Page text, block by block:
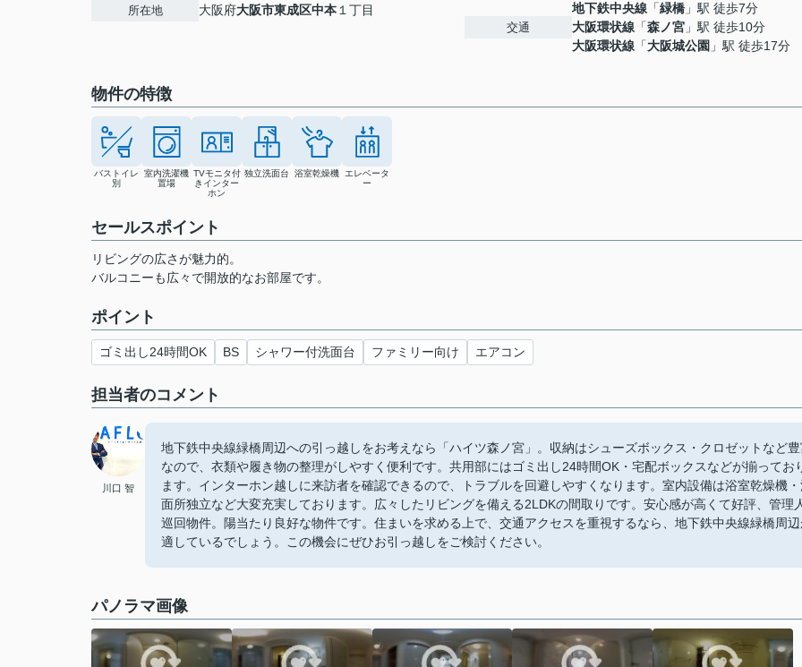
所在地 大阪府大阪市東成区中本 １丁目
交通
地下鉄中央線 「緑橋 」駅 徒歩7分
大阪環状線 「森ノ宮 」駅 徒歩10分
大阪環状線 「大阪城公園 」駅 徒歩17分
物件の特徴
バストイレ
別
室内洗濯機
置場
TVモニタ付
きインター
ホン
独立洗面台 浴室乾燥機
エレベータ
ー
セールスポイント
リビングの広さが魅力的。
バルコニーも広々で開放的なお部屋です。
ポイント
ゴミ出し24時間OK BS シャワー付洗面台 ファミリー向け エアコン
担当者のコメント
川口 智
地下鉄中央線緑橋周辺への引っ越しをお考えなら「ハイツ森ノ宮」。収納はシューズボックス・クロゼットなど
なので、衣類や履き物の整理がしやすく便利です。共用部にはゴミ出し24時間OK・宅配ボックスなどが揃ってお
ます。インターホン越しに来訪者を確認できるので、トラブルを回避しやすくなります。室内設備は浴室乾燥機
面所独立など大変充実しております。広々したリビングを備える2LDKの間取りです。安心感が高くて好評、管理
巡回物件。陽当たり良好な物件です。住まいを求める上で、交通アクセスを重視するなら、地下鉄中央線緑橋周
適しているでしょう。この機会にぜひお引っ越しをご検討ください。
パノラマ画像